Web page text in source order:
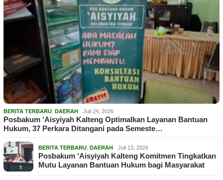
BERITA TERBARU DAERAH Juli 24, 2026
Posbakum ‘Aisyiyah Kalteng Optimalkan Layanan Bantuan
Hukum, 37 Perkara Ditangani pada Semeste…
BERITA TERBARU DAERAH Juli 13, 2026
Posbakum ‘Aisyiyah Kalteng Komitmen Tingkatkan
Mutu Layanan Bantuan Hukum bagi Masyarakat